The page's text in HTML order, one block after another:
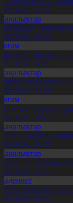
17:30
отандық
20:06
сайлауына
20:03
балық
17:09
еті мен тауық
10:05
отбасы –
20:19
облысында
17:11
архивтің
20:03